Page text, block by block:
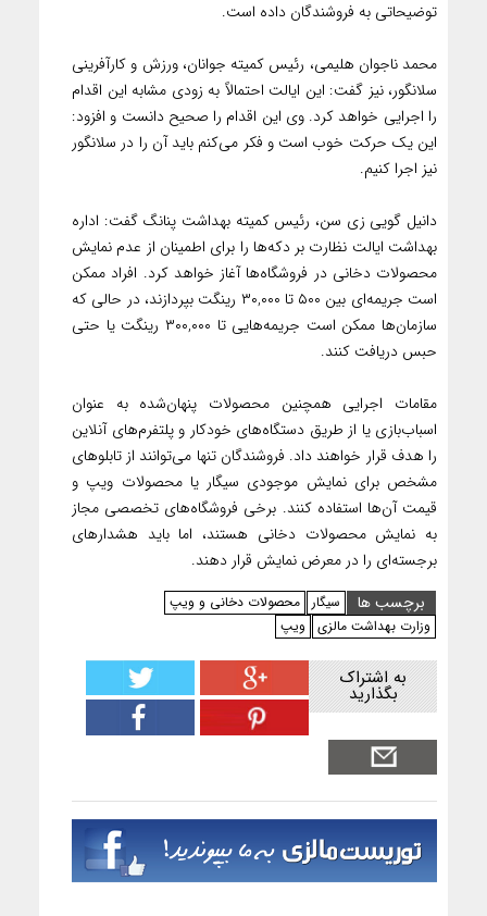
توضیحاتی به فروشندگان داده است.
محمد ناجوان هلیمی، رئیس کمیته جوانان، ورزش و کارآفرینی
سلانگور، نیز گفت: این ایالت احتمالاً به زودی مشابه این اقدام
را اجرایی خواهد کرد. وی این اقدام را صحیح دانست و افزود:
این یک حرکت خوب است و فکر می‌کنم باید آن را در سلانگور
نیز اجرا کنیم.
دانیل گویی زی سن، رئیس کمیته بهداشت پنانگ گفت: اداره
بهداشت ایالت نظارت بر دکه‌ها را برای اطمینان از عدم نمایش
محصولات دخانی در فروشگاه‌ها آغاز خواهد کرد. افراد ممکن
است جریمه‌ای بین ۵۰۰ تا ۳۰,۰۰۰ رینگت بپردازند، در حالی که
سازمان‌ها ممکن است جریمه‌هایی تا ۳۰۰,۰۰۰ رینگت یا حتی
حبس دریافت کنند.
مقامات اجرایی همچنین محصولات پنهان‌شده به عنوان
اسباب‌بازی یا از طریق دستگاه‌های خودکار و پلتفرم‌های آنلاین
را هدف قرار خواهند داد. فروشندگان تنها می‌توانند از تابلوهای
مشخص برای نمایش موجودی سیگار یا محصولات ویپ و
قیمت آن‌ها استفاده کنند. برخی فروشگاه‌های تخصصی مجاز
به نمایش محصولات دخانی هستند، اما باید هشدارهای
برجسته‌ای را در معرض نمایش قرار دهند.
برچسب ها
سیگار محصولات دخانی و ویپ
وزارت بهداشت مالزی
ویپ
به اشتراک
بگذارید